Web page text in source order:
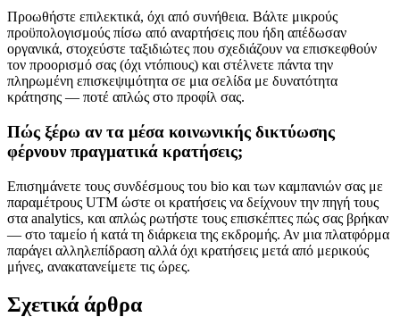
Προωθήστε επιλεκτικά, όχι από συνήθεια. Βάλτε μικρούς
προϋπολογισμούς πίσω από αναρτήσεις που ήδη απέδωσαν
οργανικά, στοχεύστε ταξιδιώτες που σχεδιάζουν να επισκεφθούν
τον προορισμό σας (όχι ντόπιους) και στέλνετε πάντα την
πληρωμένη επισκεψιμότητα σε μια σελίδα με δυνατότητα
κράτησης — ποτέ απλώς στο προφίλ σας.
Πώς ξέρω αν τα μέσα κοινωνικής δικτύωσης
φέρνουν πραγματικά κρατήσεις;
Επισημάνετε τους συνδέσμους του bio και των καμπανιών σας με
παραμέτρους UTM ώστε οι κρατήσεις να δείχνουν την πηγή τους
στα analytics, και απλώς ρωτήστε τους επισκέπτες πώς σας βρήκαν
— στο ταμείο ή κατά τη διάρκεια της εκδρομής. Αν μια πλατφόρμα
παράγει αλληλεπίδραση αλλά όχι κρατήσεις μετά από μερικούς
μήνες, ανακατανείμετε τις ώρες.
Σχετικά άρθρα